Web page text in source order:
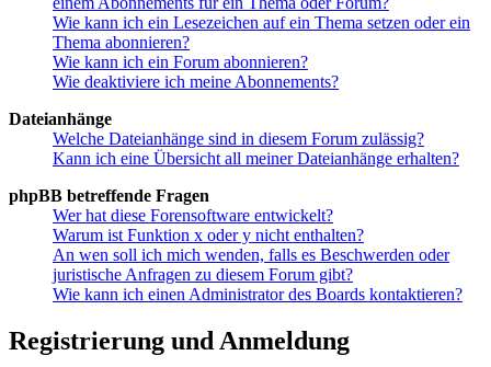
Wie kann ich ein Lesezeichen auf ein Thema setzen oder ein
Thema abonnieren?
Wie kann ich ein Forum abonnieren?
Wie deaktiviere ich meine Abonnements?
Dateianhänge
Welche Dateianhänge sind in diesem Forum zulässig?
Kann ich eine Übersicht all meiner Dateianhänge erhalten?
phpBB betreffende Fragen
Wer hat diese Forensoftware entwickelt?
Warum ist Funktion x oder y nicht enthalten?
An wen soll ich mich wenden, falls es Beschwerden oder
juristische Anfragen zu diesem Forum gibt?
Wie kann ich einen Administrator des Boards kontaktieren?
Registrierung und Anmeldung